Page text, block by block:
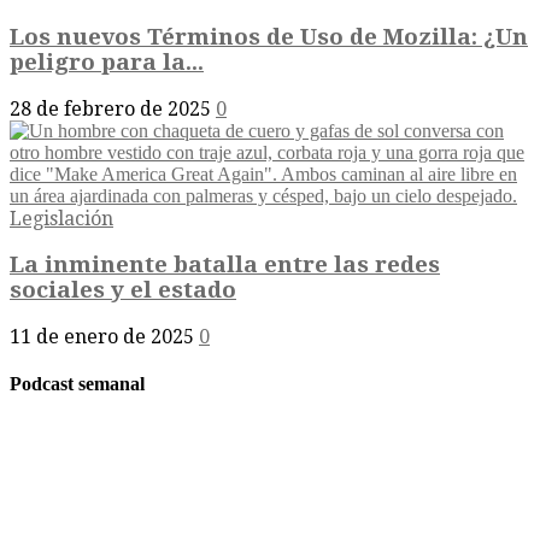
Los nuevos Términos de Uso de Mozilla: ¿Un
peligro para la...
28 de febrero de 2025 0
Legislación
La inminente batalla entre las redes
sociales y el estado
11 de enero de 2025 0
Podcast semanal